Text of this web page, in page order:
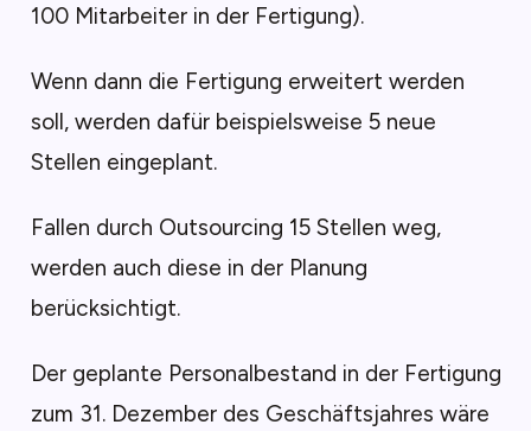
100 Mitarbeiter in der Fertigung).
Wenn dann die Fertigung erweitert werden
soll, werden dafür beispielsweise 5 neue
Stellen eingeplant.
Fallen durch Outsourcing 15 Stellen weg,
werden auch diese in der Planung
berücksichtigt.
Der geplante Personalbestand in der Fertigung
zum 31. Dezember des Geschäftsjahres wäre